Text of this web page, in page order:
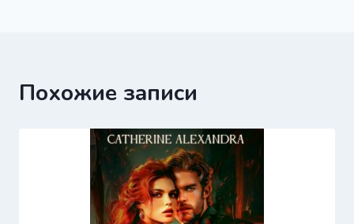
Похожие записи